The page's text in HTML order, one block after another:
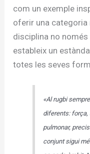
com un exemple
oferir una categoria
disciplina no
estableix un
totes les seves
«Al rugbi
diferents: força,
pulmonar,
conjunt sigui